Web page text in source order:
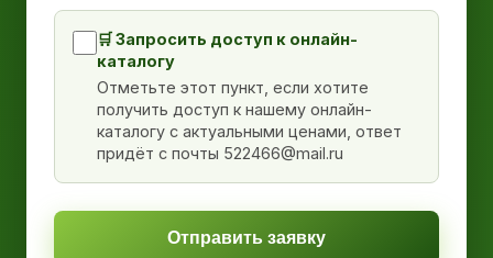
🛒 Запросить доступ к онлайн-
каталогу
Отметьте этот пункт, если хотите
получить доступ к нашему онлайн-
каталогу с актуальными ценами, ответ
придёт с почты 522466@mail.ru
Отправить заявку